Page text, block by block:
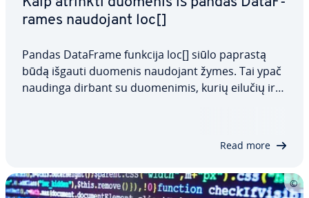
ra­mes naudojant loc[]
Pandas DataFrame funkcija loc[] siūlo paprastą
būdą išgauti duomenis naudojant žymes. Tai ypač
naudinga dirbant su duo­me­ni­mis, kurių eilučių ir
Read more